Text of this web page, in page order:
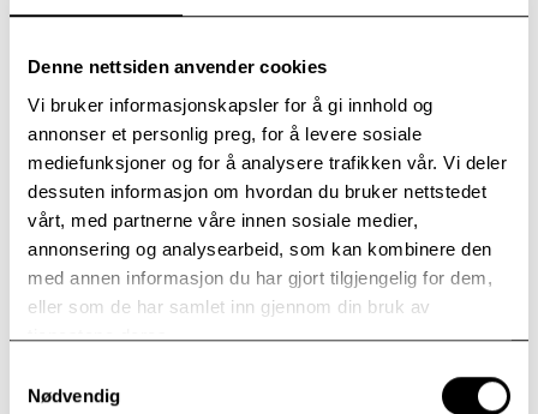
Denne nettsiden anvender cookies
Vi bruker informasjonskapsler for å gi innhold og
annonser et personlig preg, for å levere sosiale
mediefunksjoner og for å analysere trafikken vår. Vi deler
dessuten informasjon om hvordan du bruker nettstedet
vårt, med partnerne våre innen sosiale medier,
annonsering og analysearbeid, som kan kombinere den
med annen informasjon du har gjort tilgjengelig for dem,
eller som de har samlet inn gjennom din bruk av
tjenestene deres.
Nødvendig
De har med seg et utvalg av meningsbærende tekst
og musikk som fortjener å bli holdt varm.
Glemmeboka har en tendens til å bli tjukkere og
tjukkere ettersom årene går. Dette materialet er hva
en kan kalle værekraftig, og tåler stadig nye runder
med bearbeiding.
Her er sanger, viser og instrumentalstykker av
Prøysen, Rudolf Nilsen, Inger Hagerup, Halvor J.